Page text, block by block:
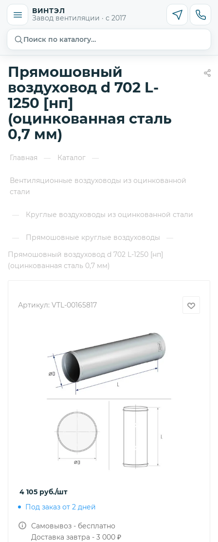
ВИНТЭЛ
Завод вентиляции · с 2017
Поиск по каталогу…
Прямошовный
воздуховод d 702 L-
1250 [нп]
(оцинкованная сталь
0,7 мм)
Главная — Каталог —
Вентиляционные воздуховоды из оцинкованной
стали
— Круглые воздуховоды из оцинкованной стали
— Прямошовные круглые воздуховоды
—
Прямошовный воздуховод d 702 L-1250 [нп]
(оцинкованная сталь 0,7 мм)
Артикул: VTL-00165817
4 105 руб./шт
Под заказ от 2 дней
Самовывоз - бесплатно
Доставка завтра - 3 000 ₽